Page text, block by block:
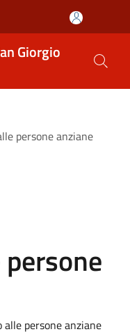
Giorgio
persone anziane
alle persone anziane